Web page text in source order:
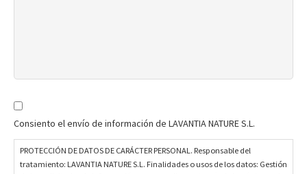
PROTECCIÓN
DE
DE
CARÁCTER
Consiento el envío de información de LAVANTIA NATURE S.L.
PROTECCIÓN DE DATOS DE CARÁCTER PERSONAL. Responsable del
tratamiento: LAVANTIA NATURE S.L. Finalidades o usos de los datos: Gestión